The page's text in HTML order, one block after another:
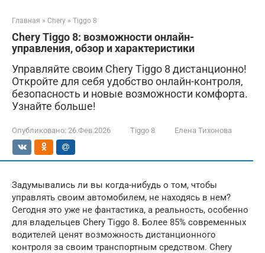
Главная » Chery » Tiggo 8
Chery Tiggo 8: возможности онлайн-
управления, обзор и характеристики
Управляйте своим Chery Tiggo 8 дистанционно!
Откройте для себя удобство онлайн-контроля,
безопасность и новые возможности комфорта.
Узнайте больше!
Опубликовано: 26.Фев.2026 Tiggo 8 Елена Тихонова
Задумывались ли вы когда-нибудь о том, чтобы
управлять своим автомобилем, не находясь в нем?
Сегодня это уже не фантастика, а реальность, особенно
для владельцев Chery Tiggo 8. Более 85% современных
водителей ценят возможность дистанционного
контроля за своим транспортным средством. Chery